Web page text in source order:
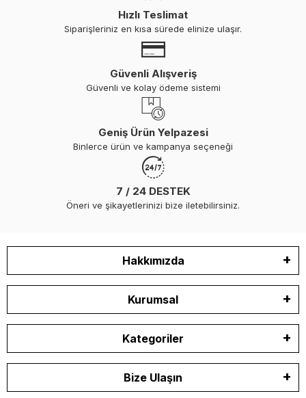
Hızlı Teslimat
Siparişleriniz en kısa sürede elinize ulaşır.
Güvenli Alışveriş
Güvenli ve kolay ödeme sistemi
Geniş Ürün Yelpazesi
Binlerce ürün ve kampanya seçeneği
7 / 24 DESTEK
Öneri ve şikayetlerinizi bize iletebilirsiniz.
Hakkımızda
Kurumsal
Kategoriler
Bize Ulaşın